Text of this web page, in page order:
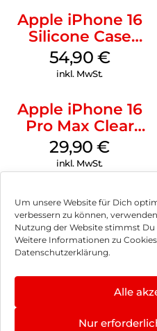
Um unsere Website für Dich
verbessern zu können,
Nutzung der Website stimmst
Weitere Informationen zu
Datenschutzerklärung.
Alle
Nur
Apple iPhone 16
Silicone Case
MagSafe Black
54,90 €
inkl. MwSt.
Apple iPhone 16
Pro Max Clear
Case MagSafe
Transparent
29,90€
inkl. MwSt.
Impressum